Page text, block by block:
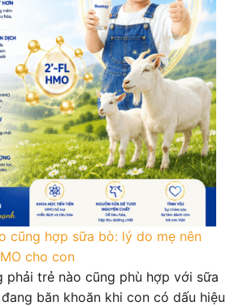
cũng hợp sữa bò: lý do mẹ nên
cho con
phải trẻ nào cũng phù hợp với sữa
băn khoăn khi con có dấu hiệu